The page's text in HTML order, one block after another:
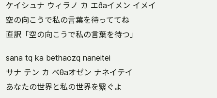
ケイシュナ ウィラノ カ エðaイメン イメイ
空の向こうで私の言葉を待っててね
直訳「空の向こうで私の言葉を待つ」
sana tq ka bethaozq naneitei
サナ テン カ ベθaオゼン ナネイテイ
あなたの世界と私の世界を繋ぐよ